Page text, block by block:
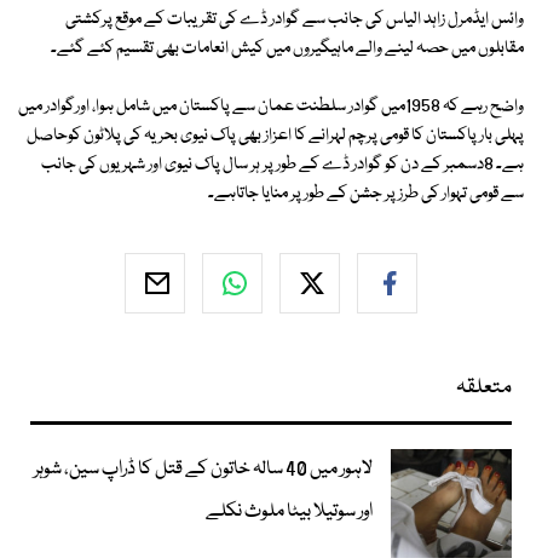
وائس ایڈمرل زاہد الیاس کی جانب سے گوادر ڈے کی تقریبات کے موقع پرکشتی
مقابلوں میں حصہ لینے والے ماہیگیروں میں کیش انعامات بھی تقسیم کئے گئے۔
واضح رہے کہ 1958میں گوادر سلطنت عمان سے پاکستان میں شامل ہوا، اورگوادر میں
پہلی بار پاکستان کا قومی پرچم لہرانے کا اعزاز بھی پاک نیوی بحریہ کی پلاٹون کوحاصل
ہے۔ 8دسمبر کے دن کو گوادر ڈے کے طورپر ہر سال پاک نیوی اور شہریوں کی جانب
سے قومی تہوار کی طرز پر جشن کے طورپر منایا جاتاہے۔
متعلقہ
لاہور میں 40 سالہ خاتون کے قتل کا ڈراپ سین، شوہر
اور سوتیلا بیٹا ملوث نکلے